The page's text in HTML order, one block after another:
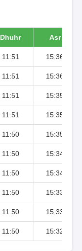
Dhuhr Asr
11:51 15:36
11:51 15:36
11:51 15:35
11:51 15:35
11:50 15:35
11:50 15:34
11:50 15:34
11:50 15:33
11:50 15:33
11:50 15:32